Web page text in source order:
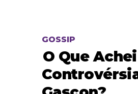
GOSSIP
O Que